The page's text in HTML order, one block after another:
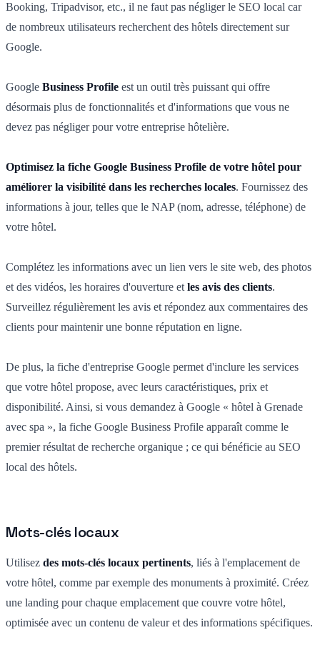
Booking, Tripadvisor, etc., il ne faut pas négliger le SEO local car
de nombreux utilisateurs recherchent des hôtels directement sur
Google.
Google Business Profile est un outil très puissant qui offre
désormais plus de fonctionnalités et d'informations que vous ne
devez pas négliger pour votre entreprise hôtelière.
Optimisez la fiche Google Business Profile de votre hôtel pour
améliorer la visibilité dans les recherches locales. Fournissez des
informations à jour, telles que le NAP (nom, adresse, téléphone) de
votre hôtel.
Complétez les informations avec un lien vers le site web, des photos
et des vidéos, les horaires d'ouverture et les avis des clients.
Surveillez régulièrement les avis et répondez aux commentaires des
clients pour maintenir une bonne réputation en ligne.
De plus, la fiche d'entreprise Google permet d'inclure les services
que votre hôtel propose, avec leurs caractéristiques, prix et
disponibilité. Ainsi, si vous demandez à Google « hôtel à Grenade
avec spa », la fiche Google Business Profile apparaît comme le
premier résultat de recherche organique ; ce qui bénéficie au SEO
local des hôtels.
Mots-clés locaux
Utilisez des mots-clés locaux pertinents, liés à l'emplacement de
votre hôtel, comme par exemple des monuments à proximité. Créez
une landing pour chaque emplacement que couvre votre hôtel,
optimisée avec un contenu de valeur et des informations spécifiques.